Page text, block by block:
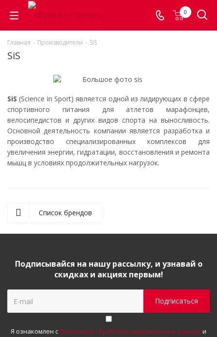
0
Главная - Производители - SiS
SiS
SiS(Science in Sport) является одной из лидирующих в сфере
спортивного питания для атлетов марафонцев,
велосипедистов и других видов спорта на выносливость.
Основной деятельность компании является разработка и
производство специализированных комплексов для
увеличения энергии, гидратации, восстановления и ремонта
мышц в условиях продолжительных нагрузок.
Список брендов
Подписывайся на нашу рассылку, и узнавай о
скидках и акциях первым!
Я ознакомлен с Политикой обработки персональных данныхи